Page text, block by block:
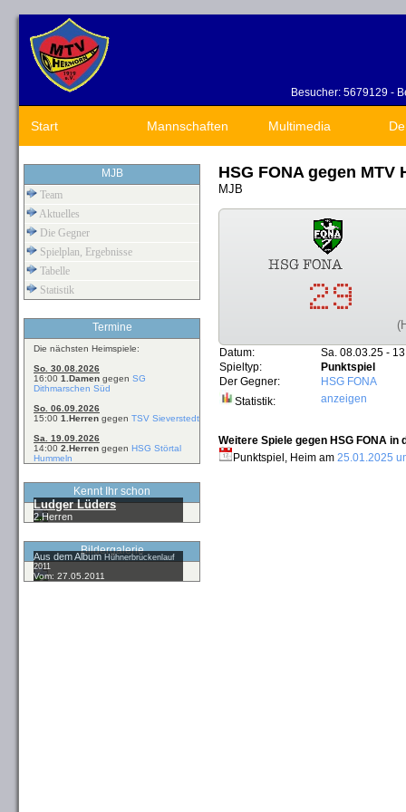
Besucher: 5679129 -
Start Mannschaften Multimedia
MJB
Team
Aktuelles
Die Gegner
Spielplan, Ergebnisse
Tabelle
Statistik
Termine
Die nächsten Heimspiele:
So. 30.08.2026
16:00 1.Damen gegen SG
Dithmarschen Süd
So. 06.09.2026
15:00 1.Herren gegen TSV Sieverstedt
Sa. 19.09.2026
14:00 2.Herren gegen HSG Störtal
Hummeln
Kennt Ihr schon
Ludger Lüders
2.Herren
Bildergalerie
Aus dem AlbumHühnerbrückenlauf
2011
Vom: 27.05.2011
HSG FONA gegen MTV
MJB
Datum:
Sa. 08.03.25 -
Spieltyp:
Punktspiel
Der Gegner:
HSG FONA
Statistik:
anzeigen
Weitere Spiele gegen HSG FONA in
Punktspiel, Heim am 25.01.2025